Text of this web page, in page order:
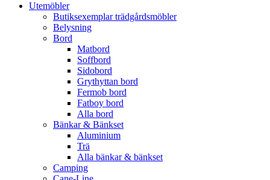
Utemöbler
Butiksexemplar trädgårdsmöbler
Belysning
Bord
Matbord
Soffbord
Sidobord
Grythyttan bord
Fermob bord
Fatboy bord
Alla bord
Bänkar & Bänkset
Aluminium
Trä
Alla bänkar & bänkset
Camping